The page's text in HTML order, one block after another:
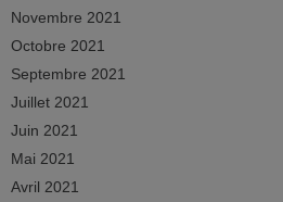
Novembre 2021
Octobre 2021
Septembre 2021
Juillet 2021
Juin 2021
Mai 2021
Avril 2021